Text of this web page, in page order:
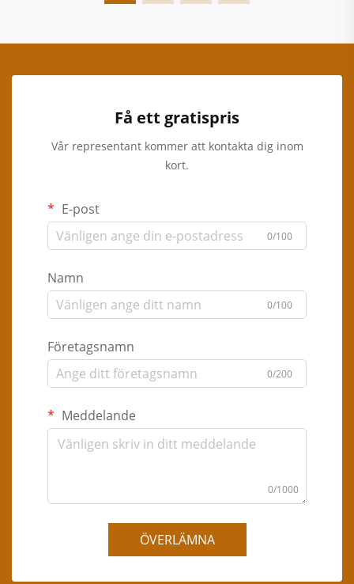
Få ett gratispris
Vår representant kommer att kontakta dig inom
kort.
E-post
0/100
Namn
0/100
Företagsnamn
0/200
Meddelande
0/1000
ÖVERLÄMNA